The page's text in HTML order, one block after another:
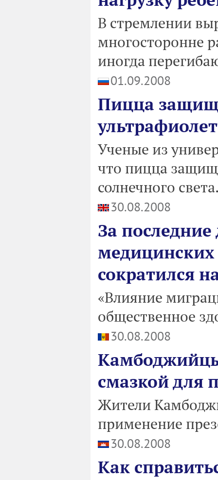
В стремлении
многосторонне
иногда
01.09.2008
Пицца
Ученые из
что пицца
солнечного
30.08.2008
За последние
сократился
«Влияние
общественное
30.08.2008
смазкой для
Жители
применение
30.08.2008
Как